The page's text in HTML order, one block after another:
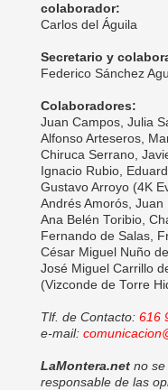
colaborador:
Carlos del Águila
Secretario y
Federico Sánchez
Colaboradores:
Juan Campos, Julia
Alfonso Arteseros,
Chiruca Serrano,
Ignacio Rubio,
Gustavo Arroyo (4K
Andrés Amorós, Juan
Ana Belén Toribio,
Fernando de Salas,
César Miguel Nuño
José Miguel Carrillo
(Vizconde de Torre
Tlf. de Contacto: 616
e-mail:
LaMontera.net no se
responsable de las